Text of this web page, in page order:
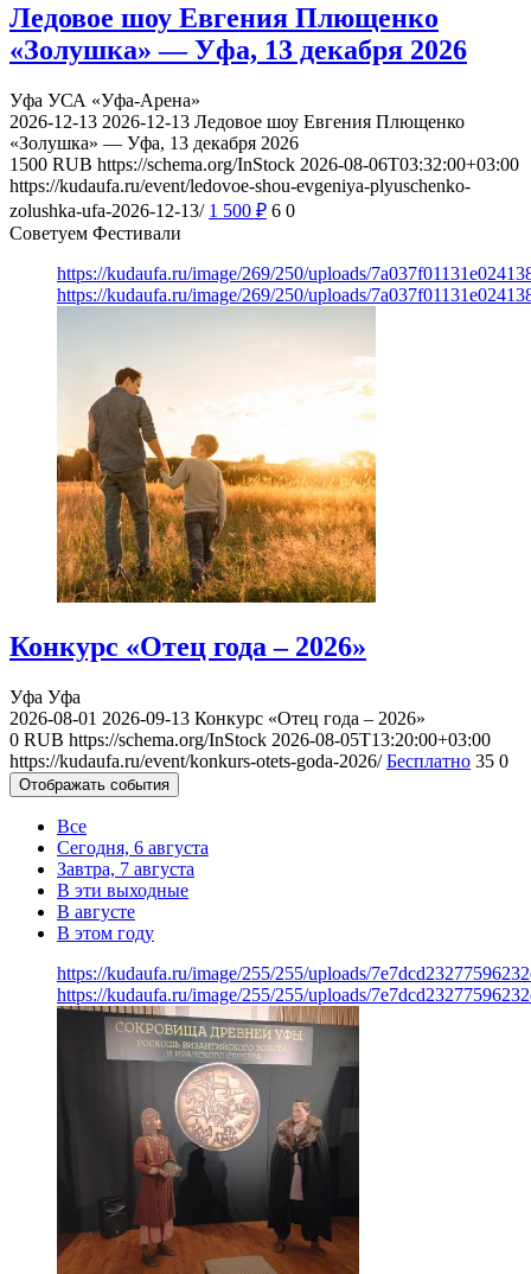
Ледовое шоу Евгения Плющенко
«Золушка» — Уфа, 13 декабря 2026
Уфа УСА «Уфа-Арена»
2026-12-13 2026-12-13 Ледовое шоу Евгения Плющенко
«Золушка» — Уфа, 13 декабря 2026
1500 RUB https://schema.org/InStock 2026-08-06T03:32:00+03:00
https://kudaufa.ru/event/ledovoe-shou-evgeniya-plyuschenko-
zolushka-ufa-2026-12-13/ 1 500 ₽ 6 0
Советуем Фестивали
https://kudaufa.ru/image/269/250/uploads/
https://kudaufa.ru/image/269/250/uploads/
Конкурс «Отец года – 2026»
Уфа Уфа
2026-08-01 2026-09-13 Конкурс «Отец года – 2026»
0 RUB https://schema.org/InStock 2026-08-05T13:20:00+03:00
https://kudaufa.ru/event/konkurs-otets-goda-2026/ Бесплатно 35 0
Отображать события
Все
Сегодня, 6 августа
Завтра, 7 августа
В эти выходные
В августе
В этом году
https://kudaufa.ru/image/255/255/uploads/
https://kudaufa.ru/image/255/255/uploads/